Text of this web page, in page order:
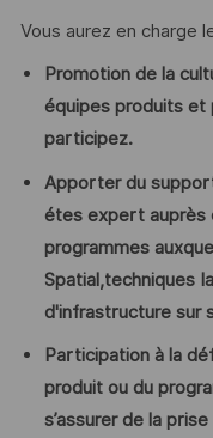
Vous aurez en charge
Promotion de la
équipes produits et
participez.
Apporter du
étes expert auprès
programmes
Spatial,techniques
d'infrastructure sur
Participation à la
produit ou du
s’assurer de la